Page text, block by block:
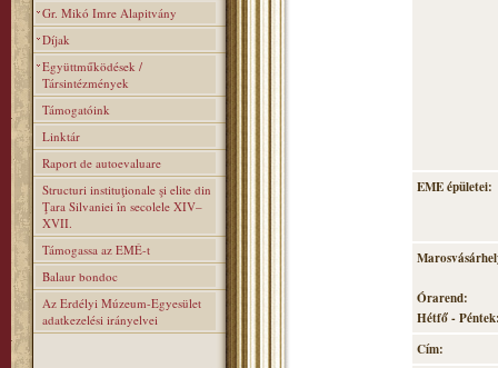
Gr. Mikó Imre Alapitvány
Díjak
Együttműködések /
Társintézmények
Támogatóink
Linktár
Raport de autoevaluare
Structuri instituţionale şi elite din
Ţara Silvaniei în secolele XIV–
XVII.
Támogassa az EMÉ-t
Balaur bondoc
Az Erdélyi Múzeum-Egyesület
adatkezelési irányelvei
EME épületei:
Órarend:
Hétfő -
Cím: